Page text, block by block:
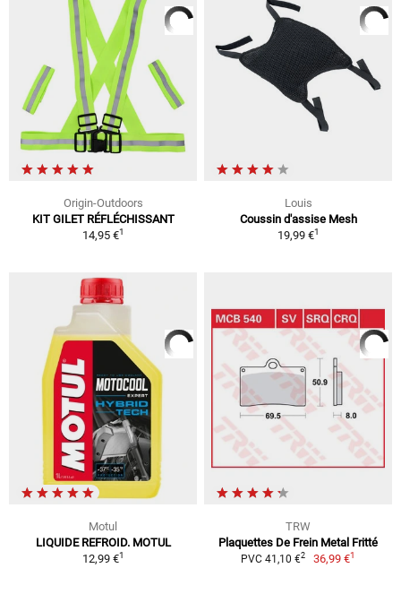
Origin-Outdoors
KIT GILET RÉFLÉCHISSANT
14,95 €1
Louis
Coussin d'assise Mesh
19,99 €1
Motul
LIQUIDE REFROID. MOTUL
12,99 €1
TRW
Plaquettes De Frein Metal Fritté
PVC 41,10 €2 36,99 €1